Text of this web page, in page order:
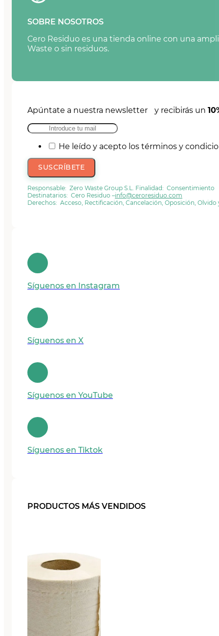
SOBRE NOSOTROS
Cero Residuo es una tienda online con una
Waste o sin residuos.
Apúntate a nuestra newsletter y recibirás un
He leído y acepto los términos y
SUSCRÍBETE
Responsable: Zero Waste Group S.L. Finalidad: Consentimiento
Destinatarios: Cero Residuo –info@ceroresiduo.com
Derechos: Acceso, Rectificación, Cancelación, Oposición,
Síguenos en Instagram
Síguenos en X
Síguenos en YouTube
Síguenos en Tiktok
PRODUCTOS MÁS VENDIDOS